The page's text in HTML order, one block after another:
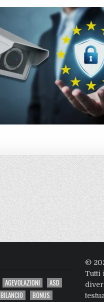
AGEVOLAZIONI
ASD
BILANCIO
BONUS
©
Tutti